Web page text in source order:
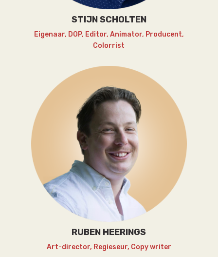
STIJN SCHOLTEN
Eigenaar, DOP, Editor, Animator, Producent,
Colorrist
RUBEN HEERINGS
Art-director, Regieseur, Copy writer